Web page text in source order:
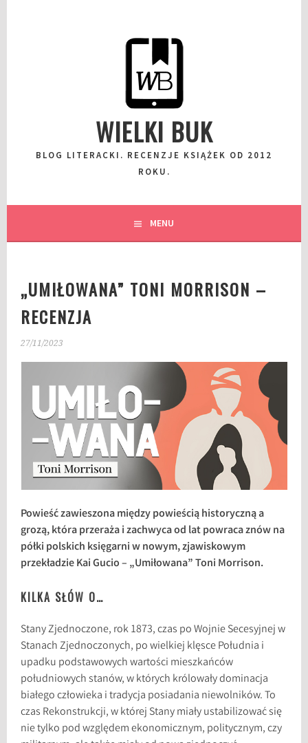
WIELKI BUK
BLOG LITERACKI. RECENZJE KSIĄŻEK OD 2012
ROKU.
MENU
„UMIŁOWANA” TONI MORRISON –
RECENZJA
27/11/2023
Powieść zawieszona między powieścią historyczną a
grozą, która przeraża i zachwyca od lat powraca znów na
półki polskich księgarni w nowym, zjawiskowym
przekładzie Kai Gucio – „Umiłowana” Toni Morrison.
KILKA SŁÓW O…
Stany Zjednoczone, rok 1873, czas po Wojnie Secesyjnej w
Stanach Zjednoczonych, po wielkiej klęsce Południa i
upadku podstawowych wartości mieszkańców
południowych stanów, w których królowały dominacja
białego człowieka i tradycja posiadania niewolników. To
czas Rekonstrukcji, w której Stany miały ustabilizować się
nie tylko pod względem ekonomicznym, politycznym, czy